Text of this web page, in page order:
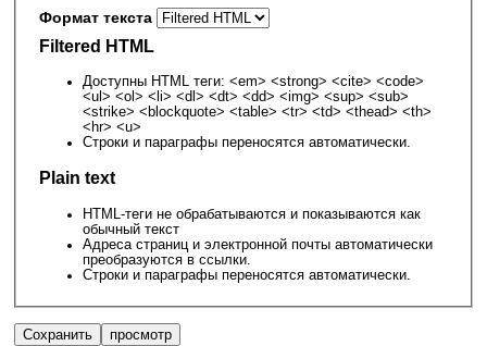
Формат текста
Filtered HTML
Доступны HTML теги: <em> <strong> <cite> <code>
<ul> <ol> <li> <dl> <dt> <dd> <img> <sup> <sub>
<strike> <blockquote> <table> <tr> <td> <thead> <th>
<hr> <u>
Строки и параграфы переносятся автоматически.
Plain text
HTML-теги не обрабатываются и показываются как
обычный текст
Адреса страниц и электронной почты автоматически
преобразуются в ссылки.
Строки и параграфы переносятся автоматически.